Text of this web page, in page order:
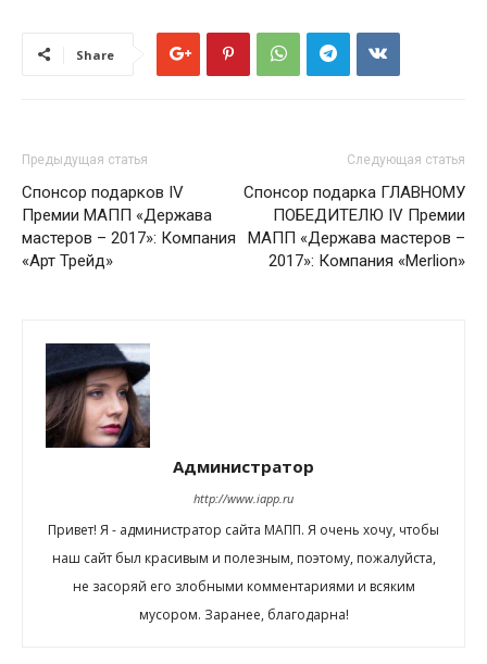
Share
Предыдущая статья
Спонсор подарков IV
Премии МАПП «Держава
мастеров – 2017»: Компания
«Арт Трейд»
Следующая статья
Спонсор подарка ГЛАВНОМУ
ПОБЕДИТЕЛЮ IV Премии
МАПП «Держава мастеров –
2017»: Компания «Merlion»
Администратор
http://www.iapp.ru
Привет! Я - администратор сайта МАПП. Я очень хочу, чтобы
наш сайт был красивым и полезным, поэтому, пожалуйста,
не засоряй его злобными комментариями и всяким
мусором. Заранее, благодарна!